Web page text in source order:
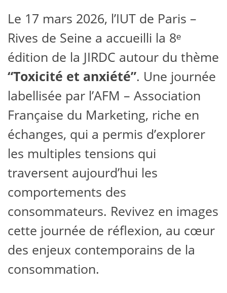
Le 17 mars 2026, l’IUT de Paris –
Rives de Seine a accueilli la 8ᵉ
édition de la JIRDC autour du thème
“Toxicité et anxiété”. Une journée
labellisée par l’AFM – Association
Française du Marketing, riche en
échanges, qui a permis d’explorer
les multiples tensions qui
traversent aujourd’hui les
comportements des
consommateurs. Revivez en images
cette journée de réflexion, au cœur
des enjeux contemporains de la
consommation.